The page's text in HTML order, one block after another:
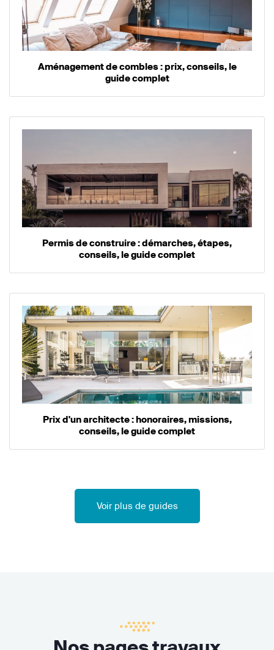
Aménagement de combles : prix, conseils, le
guide complet
Permis de construire : démarches, étapes,
conseils, le guide complet
Prix d'un architecte : honoraires, missions,
conseils, le guide complet
Voir plus de guides